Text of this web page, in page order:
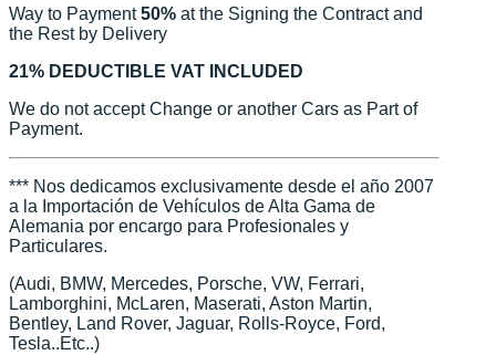
Way to Payment50% at the Signing the Contract and
the Rest by Delivery
21% DEDUCTIBLE VAT INCLUDED
We do not accept Change or another Cars as Part of
Payment.
*** Nos dedicamos exclusivamente desde el año 2007
a la Importación de Vehículos de Alta Gama de
Alemania por encargo para Profesionales y
Particulares.
(Audi, BMW, Mercedes, Porsche, VW, Ferrari,
Lamborghini, McLaren, Maserati, Aston Martin,
Bentley, Land Rover, Jaguar, Rolls-Royce, Ford,
Tesla..Etc..)